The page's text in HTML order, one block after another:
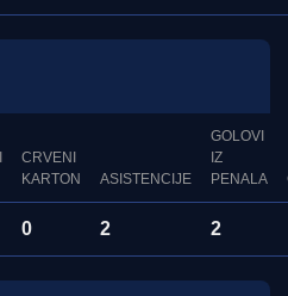
CRVENI
KARTON
ASISTENCIJE
GOLOVI
IZ
PENALA
0 2 2